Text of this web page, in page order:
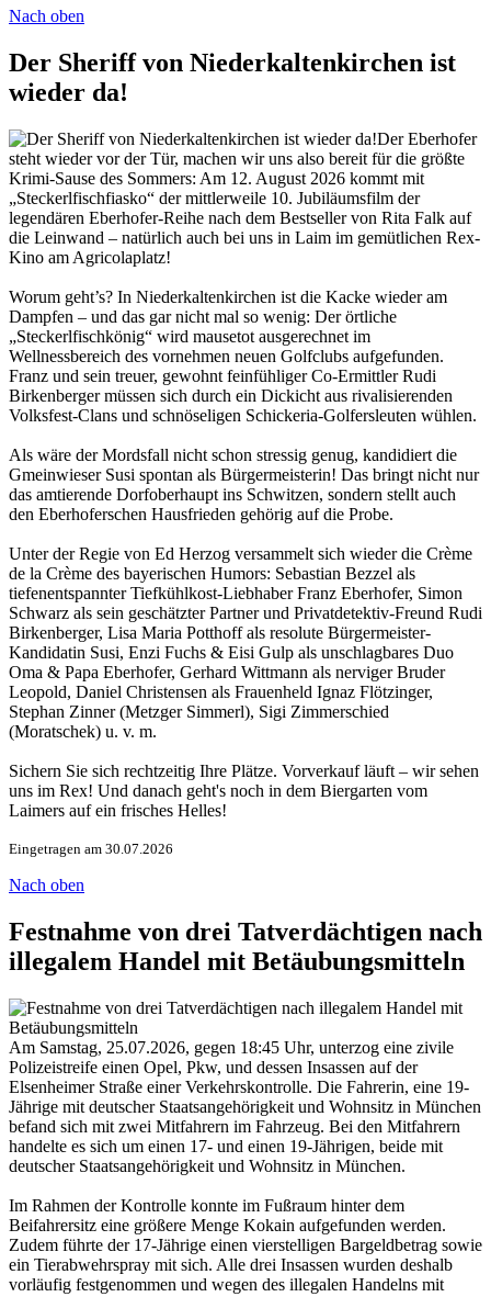
Nach oben
Der Sheriff von Niederkaltenkirchen ist
wieder da!
Der Eberhofer
steht wieder vor der Tür, machen wir uns also bereit für die größte
Krimi-Sause des Sommers: Am 12. August 2026 kommt mit
„Steckerlfischfiasko“ der mittlerweile 10. Jubiläumsfilm der
legendären Eberhofer-Reihe nach dem Bestseller von Rita Falk auf
die Leinwand – natürlich auch bei uns in Laim im gemütlichen Rex-
Kino am Agricolaplatz!
Worum geht’s? In Niederkaltenkirchen ist die Kacke wieder am
Dampfen – und das gar nicht mal so wenig: Der örtliche
„Steckerlfischkönig“ wird mausetot ausgerechnet im
Wellnessbereich des vornehmen neuen Golfclubs aufgefunden.
Franz und sein treuer, gewohnt feinfühliger Co-Ermittler Rudi
Birkenberger müssen sich durch ein Dickicht aus rivalisierenden
Volksfest-Clans und schnöseligen Schickeria-Golfersleuten wühlen.
Als wäre der Mordsfall nicht schon stressig genug, kandidiert die
Gmeinwieser Susi spontan als Bürgermeisterin! Das bringt nicht nur
das amtierende Dorfoberhaupt ins Schwitzen, sondern stellt auch
den Eberhoferschen Hausfrieden gehörig auf die Probe.
Unter der Regie von Ed Herzog versammelt sich wieder die Crème
de la Crème des bayerischen Humors: Sebastian Bezzel als
tiefenentspannter Tiefkühlkost-Liebhaber Franz Eberhofer, Simon
Schwarz als sein geschätzter Partner und Privatdetektiv-Freund Rudi
Birkenberger, Lisa Maria Potthoff als resolute Bürgermeister-
Kandidatin Susi, Enzi Fuchs & Eisi Gulp als unschlagbares Duo
Oma & Papa Eberhofer, Gerhard Wittmann als nerviger Bruder
Leopold, Daniel Christensen als Frauenheld Ignaz Flötzinger,
Stephan Zinner (Metzger Simmerl), Sigi Zimmerschied
(Moratschek) u. v. m.
Sichern Sie sich rechtzeitig Ihre Plätze. Vorverkauf läuft – wir sehen
uns im Rex! Und danach geht's noch in dem Biergarten vom
Laimers auf ein frisches Helles!
Eingetragen am 30.07.2026
Nach oben
Festnahme von drei Tatverdächtigen nach
illegalem Handel mit Betäubungsmitteln
Am Samstag, 25.07.2026, gegen 18:45 Uhr, unterzog eine zivile
Polizeistreife einen Opel, Pkw, und dessen Insassen auf der
Elsenheimer Straße einer Verkehrskontrolle. Die Fahrerin, eine 19-
Jährige mit deutscher Staatsangehörigkeit und Wohnsitz in München
befand sich mit zwei Mitfahrern im Fahrzeug. Bei den Mitfahrern
handelte es sich um einen 17- und einen 19-Jährigen, beide mit
deutscher Staatsangehörigkeit und Wohnsitz in München.
Im Rahmen der Kontrolle konnte im Fußraum hinter dem
Beifahrersitz eine größere Menge Kokain aufgefunden werden.
Zudem führte der 17-Jährige einen vierstelligen Bargeldbetrag sowie
ein Tierabwehrspray mit sich. Alle drei Insassen wurden deshalb
vorläufig festgenommen und wegen des illegalen Handelns mit